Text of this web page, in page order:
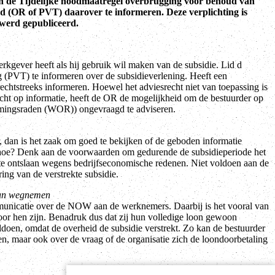
(OR of PVT) daarover te informeren. Deze verplichting is
gepubliceerd.
heeft als hij gebruik wil maken van de subsidie. Lid d
te informeren over de subsidieverlening. Heeft een
informeren. Hoewel het adviesrecht niet van toepassing is
op informatie, heeft de OR de mogelijkheid om de bestuurder op
(WOR)) ongevraagd te adviseren.
is het zaak om goed te bekijken of de geboden informatie
Denk aan de voorwaarden om gedurende de subsidieperiode het
wegens bedrijfseconomische redenen. Niet voldoen aan de
van de verstrekte subsidie.
wegnemen
over de NOW aan de werknemers. Daarbij is het vooral van
hen zijn. Benadruk dus dat zij hun volledige loon gewoon
omdat de overheid de subsidie verstrekt. Zo kan de bestuurder
maar ook over de vraag of de organisatie zich de loondoorbetaling